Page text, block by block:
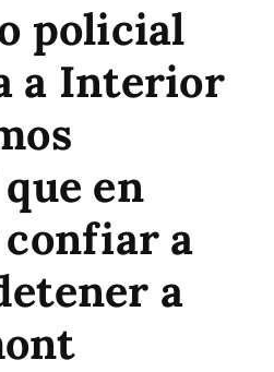
policial
a Interior
en
confiar a
a